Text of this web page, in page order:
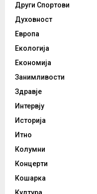
Други Спортови
Духовност
Европа
Екологија
Економија
Занимливости
Здравје
Интервју
Историја
Итно
Колумни
Концерти
Кошарка